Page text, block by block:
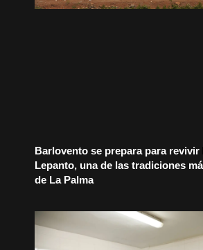
Barlovento se prepara para revivir
Lepanto, una de las tradiciones
de La Palma